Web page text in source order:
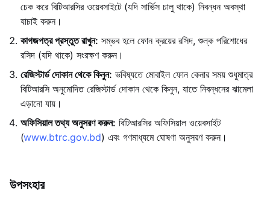
চেক করে বিটিআরসির ওয়েবসাইটে (যদি সার্ভিস চালু থাকে) নিবন্ধন অবস্থা
যাচাই করুন।
কাগজপত্র প্রস্তুত রাখুন: সম্ভব হলে ফোন ক্রয়ের রসিদ, শুল্ক পরিশোধের
রসিদ (যদি থাকে) সংরক্ষণ করুন।
রেজিস্টার্ড দোকান থেকে কিনুন: ভবিষ্যতে মোবাইল ফোন কেনার সময় শুধুমাত্র
বিটিআরসি অনুমোদিত রেজিস্টার্ড দোকান থেকে কিনুন, যাতে নিবন্ধনের ঝামেলা
এড়ানো যায়।
অফিসিয়াল তথ্য অনুসরণ করুন: বিটিআরসির অফিসিয়াল ওয়েবসাইট
(www.btrc.gov.bd) এবং গণমাধ্যমে ঘোষণা অনুসরণ করুন।
উপসংহার